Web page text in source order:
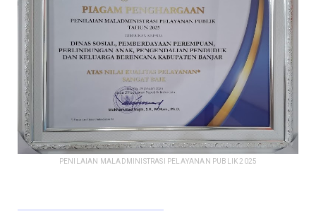
PENILAIAN MALADMINISTRASI PELAYANAN PUBLIK 2025